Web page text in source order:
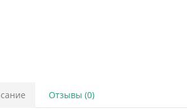
Отзывы (0)